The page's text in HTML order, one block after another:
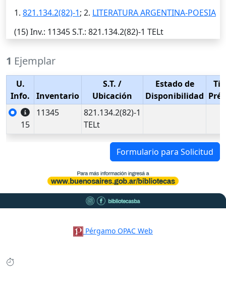
1. 821.134.2(82)-1; 2. LITERATURA ARGENTINA-POESIA
(15)Inv.: 11345S.T.: 821.134.2(82)-1 TELt
1 Ejemplar
U.
Info.
Inventario
S.T. /
Ubicación
Estado de
Disponibilidad
15
11345
821.134.2(82)-1
TELt
Formulario para Solicitud
Pérgamo OPAC Web